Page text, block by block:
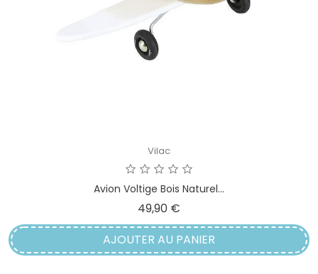
Vilac
Avion Voltige Bois Naturel...
49,90 €
AJOUTER AU PANIER